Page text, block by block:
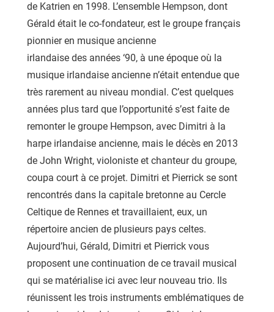
de Katrien en 1998. L’ensemble Hempson, dont
Gérald était le co-fondateur, est le groupe français
pionnier en musique ancienne
irlandaise des années ‘90, à une époque où la
musique irlandaise ancienne n’était entendue que
très rarement au niveau mondial. C’est quelques
années plus tard que l’opportunité s’est faite de
remonter le groupe Hempson, avec Dimitri à la
harpe irlandaise ancienne, mais le décès en 2013
de John Wright, violoniste et chanteur du groupe,
coupa court à ce projet. Dimitri et Pierrick se sont
rencontrés dans la capitale bretonne au Cercle
Celtique de Rennes et travaillaient, eux, un
répertoire ancien de plusieurs pays celtes.
Aujourd’hui, Gérald, Dimitri et Pierrick vous
proposent une continuation de ce travail musical
qui se matérialise ici avec leur nouveau trio. Ils
réunissent les trois instruments emblématiques de